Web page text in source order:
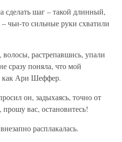
сделать шаг – такой длинный,
чьи-то сильные руки схватили
растрепавшись, упали
сразу поняла, что мой
как Ари Шеффер.
он, задыхаясь, точно от
вас, остановитесь!
расплакалась.